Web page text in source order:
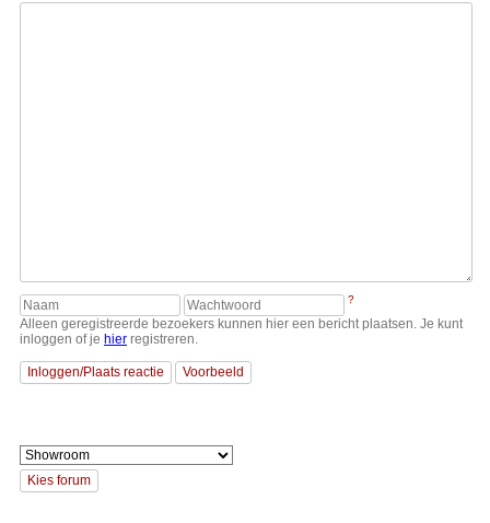
?
Alleen geregistreerde bezoekers kunnen hier een bericht plaatsen. Je kunt
inloggen of je hier registreren.